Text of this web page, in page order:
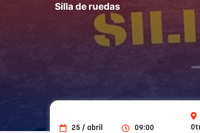
Silla de ruedas
25 / abril 09:00